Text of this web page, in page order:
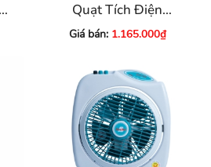
Quạt Tích Điện
Honjianda HJD-FL
316
Giá bán:1.165.000₫